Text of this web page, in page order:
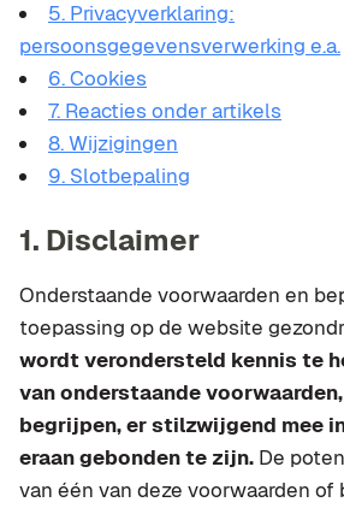
5. Privacyverklaring:
persoonsgegevensverwerking e.a.
6. Cookies
7. Reacties onder artikels
8. Wijzigingen
9. Slotbepaling
1. Disclaimer
Onderstaande voorwaarden en
toepassing op de website
wordt verondersteld kennis te
van onderstaande
begrijpen, er stilzwijgend mee
eraan gebonden te zijn. De
van één van deze voorwaarden of